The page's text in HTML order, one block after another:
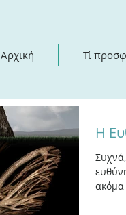
Αρχική Τί
Η
ακόμα